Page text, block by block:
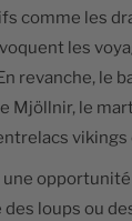
comme les
les
revanche, le
Mjöllnir, le
vikings
opportunité
loups ou